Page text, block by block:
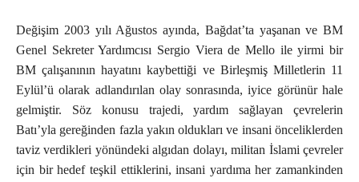
Değişim 2003 yılı Ağustos ayında, Bağdat’ta yaşanan ve BM
Genel Sekreter Yardımcısı Sergio Viera de Mello ile yirmi bir
BM çalışanının hayatını kaybettiği ve Birleşmiş Milletlerin 11
Eylül’ü olarak adlandırılan olay sonrasında, iyice görünür hale
gelmiştir. Söz konusu trajedi, yardım sağlayan çevrelerin
Batı’yla gereğinden fazla yakın oldukları ve insani önceliklerden
taviz verdikleri yönündeki algıdan dolayı, militan İslami çevreler
için bir hedef teşkil ettiklerini, insani yardıma her zamankinden